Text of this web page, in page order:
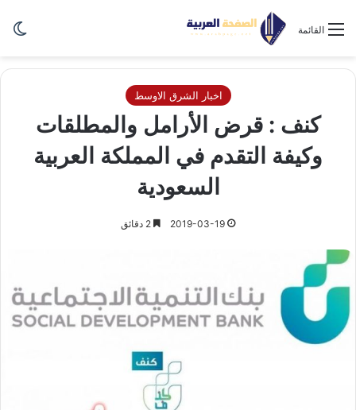
القائمة
اخبار الشرق الاوسط
كنف : قرض الأرامل والمطلقات
وكيفة التقدم في المملكة العربية
السعودية
2019-03-19